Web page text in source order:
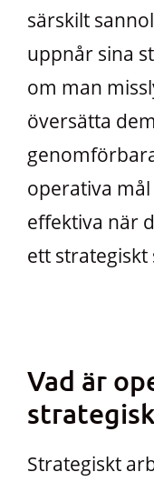
särskilt
uppnår sina
om man
översätta
operativa
effektiva när
ett strategiskt
Vad är
Strategiskt